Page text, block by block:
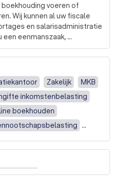
voeren of
Wij kunnen al uw fiscale
en salarisadministratie
eenmanszaak,
stichting,
heeft. Wij zijn
via online boekhouden
Zakelijk
MKB
inkomstenbelasting
boekhouden
BV / NV